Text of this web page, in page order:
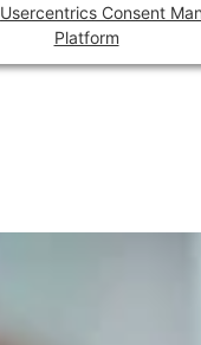
Usercentrics Consent
Platform